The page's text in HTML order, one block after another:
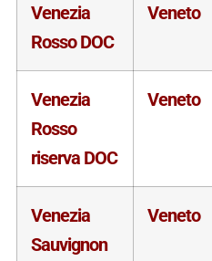
Venezia
Rosso DOC
Veneto
Venezia
Rosso
riserva DOC
Veneto
Venezia
Sauvignon
Veneto